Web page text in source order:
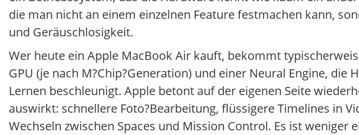
die man nicht an einem einzelnen Feature festmachen kann,
und Geräuschlosigkeit.
Wer heute ein Apple MacBook Air kauft, bekommt
GPU (je nach M?Chip?Generation) und einer Neural Engine,
Lernen beschleunigt. Apple betont auf der eigenen Seite
auswirkt: schnellere Foto?Bearbeitung, flüssigere Timelines in
Wechseln zwischen Spaces und Mission Control. Es ist weniger